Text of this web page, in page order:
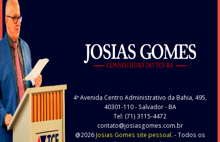
4ª Avenida Centro Administrativo da Bahia, 495,
40301-110- Salvador - BA
Tel: (71) 3115-4472
contato@josiasgomes.com.br
@2026 Josias Gomes site pessoal. - Todos os